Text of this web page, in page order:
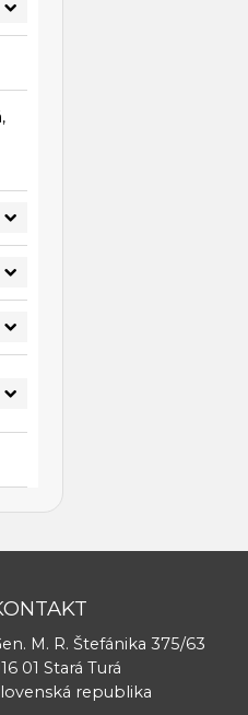
M. R. Štefánika 375/63
01 Stará Turá
republika